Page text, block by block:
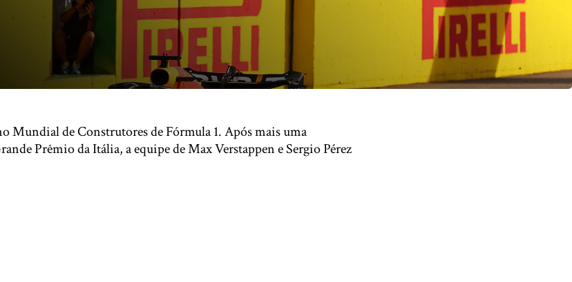
Mundial de Construtores de Fórmula 1. Após mais uma
Prêmio da Itália, a equipe de Max Verstappen e Sergio Pérez